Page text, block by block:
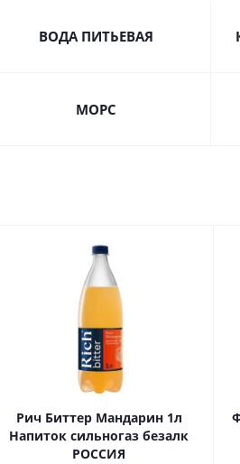
ВОДА ПИТЬЕВАЯ
МОРС
Рич Биттер Мандарин 1л
Напиток сильногаз безалк
РОССИЯ